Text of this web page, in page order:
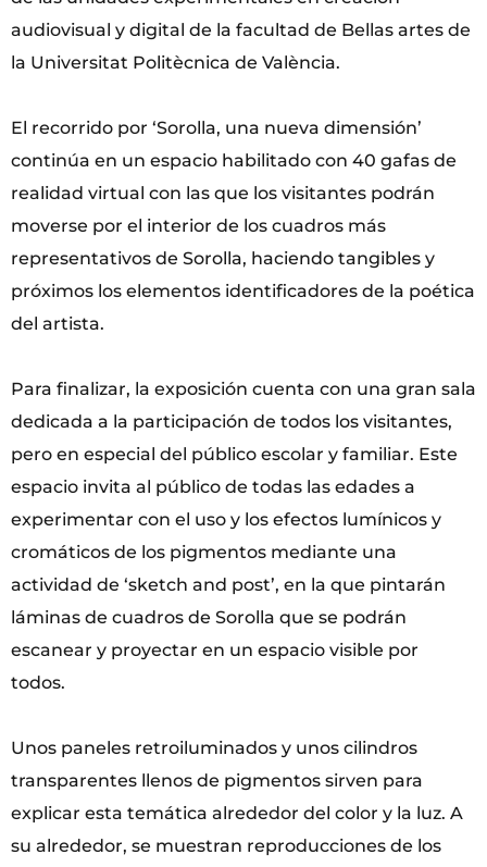
audiovisual y digital de la facultad de Bellas artes de
la Universitat Politècnica de València.
El recorrido por ‘Sorolla, una nueva dimensión’
continúa en un espacio habilitado con 40 gafas de
realidad virtual con las que los visitantes podrán
moverse por el interior de los cuadros más
representativos de Sorolla, haciendo tangibles y
próximos los elementos identificadores de la poética
del artista.
Para finalizar, la exposición cuenta con una gran sala
dedicada a la participación de todos los visitantes,
pero en especial del público escolar y familiar. Este
espacio invita al público de todas las edades a
experimentar con el uso y los efectos lumínicos y
cromáticos de los pigmentos mediante una
actividad de ‘sketch and post’, en la que pintarán
láminas de cuadros de Sorolla que se podrán
escanear y proyectar en un espacio visible por
todos.
Unos paneles retroiluminados y unos cilindros
transparentes llenos de pigmentos sirven para
explicar esta temática alrededor del color y la luz. A
su alrededor, se muestran reproducciones de los